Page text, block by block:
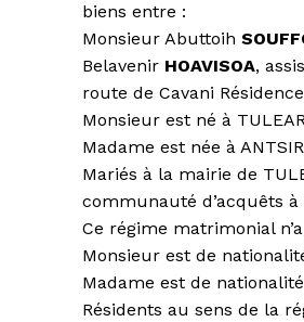
biens entre :
Monsieur Abuttoih
Belavenir HOAVISOA,
route de Cavani
Monsieur est né à
Madame est née à
Mariés à la mairie de
communauté d’acquêts
Ce régime matrimonial
Monsieur est de
Madame est de
Résidents au sens de la